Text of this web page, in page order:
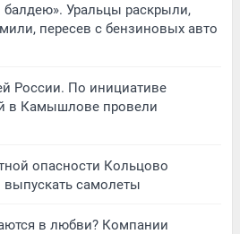
Уральцы раскрыли,
пересев с бензиновых авто
России. По инициативе
в Камышлове провели
опасности Кольцово
выпускать самолеты
в любви? Компании